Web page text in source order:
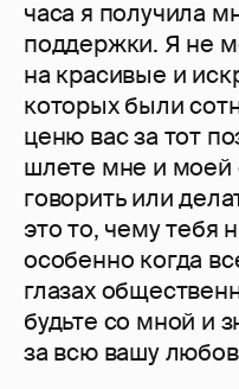
часа я получила
поддержки. Я не
на красивые и
которых были
ценю вас за тот
шлете мне и моей
говорить или
это то, чему тебя
особенно когда
глазах
будьте со мной и
за всю вашу